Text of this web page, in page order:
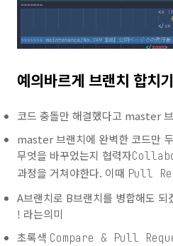
예의바르게 브랜치 합치기
코드 충돌만 해결했다고 master
master 브랜치에 완벽한 코드만
무엇을 바꾸었는지 협력자
과정을 거쳐야한다. 이때 Pull
A브랜치로 B브랜치를 병합해도
! 라는의미
초록색 Compare & Pull